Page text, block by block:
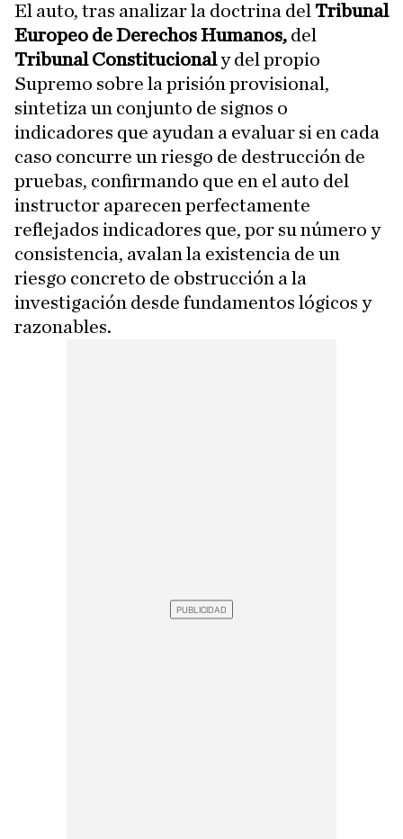
El auto, tras analizar la doctrina del Tribunal
Europeo de Derechos Humanos, del
Tribunal Constitucionaly del propio
Supremo sobre la prisión provisional,
sintetiza un conjunto de signos o
indicadores que ayudan a evaluar si en cada
caso concurre un riesgo de destrucción de
pruebas, confirmando que en el auto del
instructor aparecen perfectamente
reflejados indicadores que, por su número y
consistencia, avalan la existencia de un
riesgo concreto de obstrucción a la
investigación desde fundamentos lógicos y
razonables.